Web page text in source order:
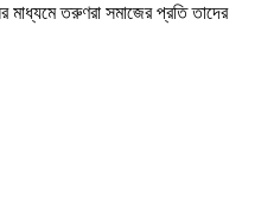
তরুণরা সমাজের প্রতি তাদের